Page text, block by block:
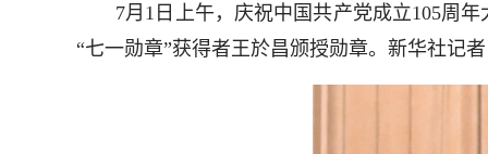
7月1日上午，庆祝中国共产党成立105周年
“七一勋章”获得者王於昌颁授勋章。新华社记